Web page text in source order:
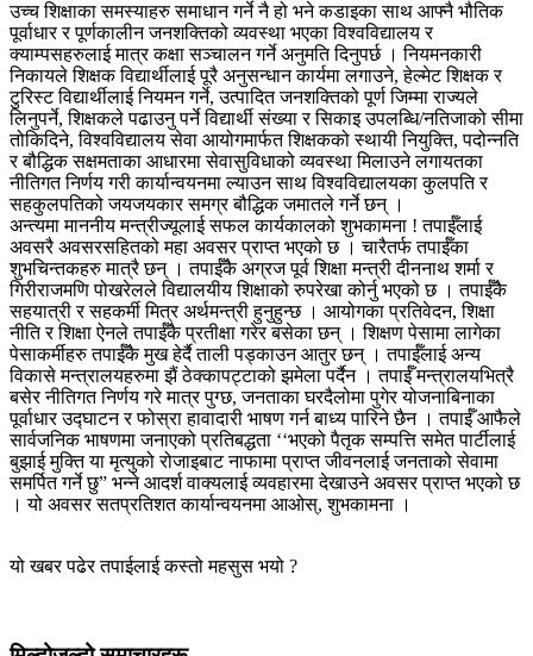
उच्च शिक्षाका समस्याहरु समाधान गर्ने नै हो भने कडाइका साथ आफ्नै भौतिक
पूर्वाधार र पूर्णकालीन जनशक्तिको व्यवस्था भएका विश्वविद्यालय र
क्याम्पसहरुलाई मात्र कक्षा सञ्चालन गर्ने अनुमति दिनुपर्छ । नियमनकारी
निकायले शिक्षक विद्यार्थीलाई पूरै अनुसन्धान कार्यमा लगाउने, हेल्मेट शिक्षक र
टुरिस्ट विद्यार्थीलाई नियमन गर्ने, उत्पादित जनशक्तिको पूर्ण जिम्मा राज्यले
लिनुपर्ने, शिक्षकले पढाउनु पर्ने विद्यार्थी संख्या र सिकाइ उपलब्धि/नतिजाको सीमा
तोकिदिने, विश्वविद्यालय सेवा आयोगमार्फत शिक्षकको स्थायी नियुक्ति, पदोन्नति
र बौद्धिक सक्षमताका आधारमा सेवासुविधाको व्यवस्था मिलाउने लगायतका
नीतिगत निर्णय गरी कार्यान्वयनमा ल्याउन साथ विश्वविद्यालयका कुलपति र
सहकुलपतिको जयजयकार समग्र बौद्धिक जमातले गर्ने छन् ।
अन्त्यमा माननीय मन्त्रीज्यूलाई सफल कार्यकालको शुभकामना ! तपाईँलाई
अवसरै अवसरसहितको महा अवसर प्राप्त भएको छ । चारैतर्फ तपाईँका
शुभचिन्तकहरु मात्रै छन् । तपाईँकै अग्रज पूर्व शिक्षा मन्त्री दीननाथ शर्मा र
गिरीराजमणि पोखरेलले विद्यालयीय शिक्षाको रुपरेखा कोर्नु भएको छ । तपाईँकै
सहयात्री र सहकर्मी मित्र अर्थमन्त्री हुनुहुन्छ । आयोगका प्रतिवेदन, शिक्षा
नीति र शिक्षा ऐनले तपाईँकै प्रतीक्षा गरेर बसेका छन् । शिक्षण पेसामा लागेका
पेसाकर्मीहरु तपाईँकै मुख हेर्दै ताली पड्काउन आतुर छन् । तपाईँलाई अन्य
विकासे मन्त्रालयहरुमा झैं ठेक्कापट्टाको झमेला पर्दैन । तपाईँ मन्त्रालयभित्रै
बसेर नीतिगत निर्णय गरे मात्र पुग्छ, जनताका घरदैलोमा पुगेर योजनाबिनाका
पूर्वाधार उद्घाटन र फोस्रा हावादारी भाषण गर्न बाध्य पारिने छैन । तपाईँ आफैले
सार्वजनिक भाषणमा जनाएको प्रतिबद्धता ‘‘भएको पैतृक सम्पत्ति समेत पार्टीलाई
बुझाई मुक्ति या मृत्युको रोजाइबाट नाफामा प्राप्त जीवनलाई जनताको सेवामा
समर्पित गर्ने छु” भन्ने आदर्श वाक्यलाई व्यवहारमा देखाउने अवसर प्राप्त भएको छ
। यो अवसर सतप्रतिशत कार्यान्वयनमा आओस्, शुभकामना ।
यो खबर पढेर तपाईलाई कस्तो महसुस भयो ?